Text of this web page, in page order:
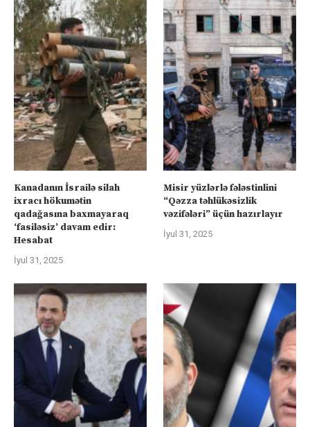
Kanadanın İsrailə silah
ixracı hökumətin
qadağasına baxmayaraq
‘fasiləsiz’ davam edir:
Hesabat
İyul 31, 2025
Misir yüzlərlə fələstinlini
“Qəzza təhlükəsizlik
vəzifələri” üçün hazırlayır
İyul 31, 2025